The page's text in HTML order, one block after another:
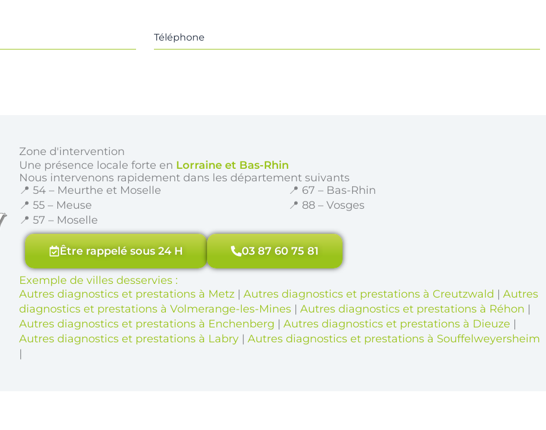
Téléphone
Zone d'intervention
Une présence locale forte en Lorraine et Bas-Rhin
Nous intervenons rapidement dans les département suivants
📍 54 – Meurthe et Moselle
📍 55 – Meuse
📍 57 – Moselle
📍 67 – Bas-Rhin
📍 88 – Vosges
Être rappelé sous 24 H 03 87 60 75 81
Exemple de villes desservies :
Autres diagnostics et prestations à Metz |Autres diagnostics et prestations à Creutzwald |Autres
diagnostics et prestations à Volmerange-les-Mines |Autres diagnostics et prestations à Réhon |
Autres diagnostics et prestations à Enchenberg |Autres diagnostics et prestations à Dieuze |
Autres diagnostics et prestations à Labry |Autres diagnostics et prestations à Souffelweyersheim
|